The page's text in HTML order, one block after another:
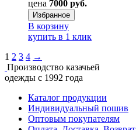
цена 7000 руб.
Избранное
В корзину
купить в 1 клик
1 2 3 4 →
Производство казачьей
одежды с 1992 года
Каталог продукции
Индивидуальный пошив
Оптовым покупателям